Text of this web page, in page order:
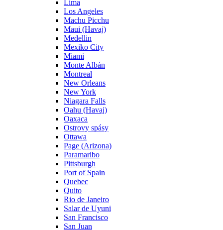
Lima
Los Angeles
Machu Picchu
Maui (Havaj)
Medellin
Mexiko City
Miami
Monte Albán
Montreal
New Orleans
New York
Niagara Falls
Oahu (Havaj)
Oaxaca
Ostrovy spásy
Ottawa
Page (Arizona)
Paramaribo
Pittsburgh
Port of Spain
Quebec
Quito
Rio de Janeiro
Salar de Uyuni
San Francisco
San Juan